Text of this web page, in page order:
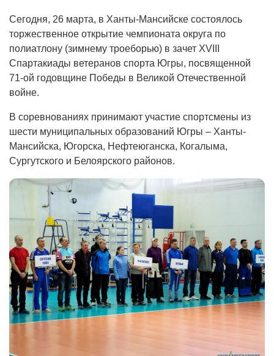
Сегодня, 26 марта, в Ханты-Мансийске состоялось
торжественное открытие чемпионата округа по
полиатлону (зимнему троеборью) в зачет XVIII
Спартакиады ветеранов спорта Югры, посвященной
71-ой годовщине Победы в Великой Отечественной
войне.
В соревнованиях принимают участие спортсмены из
шести муниципальных образований Югры – Ханты-
Мансийска, Югорска, Нефтеюганска, Когалыма,
Сургутского и Белоярского районов.